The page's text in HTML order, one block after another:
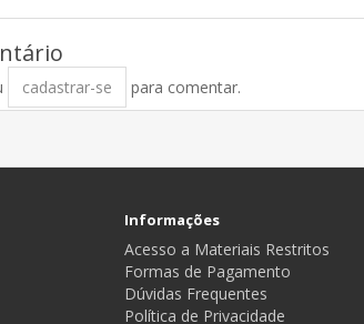
cadastrar-se para comentar.
Informações
Acesso a Materiais Restritos
Formas de Pagamento
Dúvidas Frequentes
Política de Privacidade